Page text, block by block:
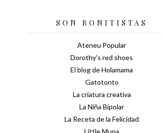
SON BONITISTAS
Ateneu Popular
Dorothy's red shoes
El blog de Holamama
Gatotonto
La criatura creativa
La Niña Bipolar
La Receta de la Felicidad